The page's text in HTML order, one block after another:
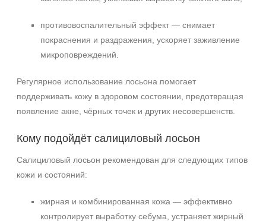
противовоспалительный эффект — снимает
покраснения и раздражения, ускоряет заживление
микроповреждений.
Регулярное использование лосьона помогает
поддерживать кожу в здоровом состоянии, предотвращая
появление акне, чёрных точек и других несовершенств.
Кому подойдёт салициловый лосьон
Салициловый лосьон рекомендован для следующих типов
кожи и состояний:
жирная и комбинированная кожа — эффективно
контролирует выработку себума, устраняет жирный